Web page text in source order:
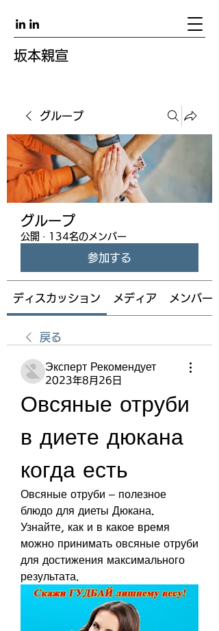
坂本親宣
グループ
グループ
公開 · 134名のメンバー
参加する
ディスカッション メディア メンバー
戻る
Эксперт Рекомендует
2023年8月26日
Овсяные отруби
в диете дюкана
когда есть
Овсяные отруби – полезное
блюдо для диеты Дюкана.
Узнайте, как и в какое время
можно принимать овсяные отруби
для достижения максимального
результата.